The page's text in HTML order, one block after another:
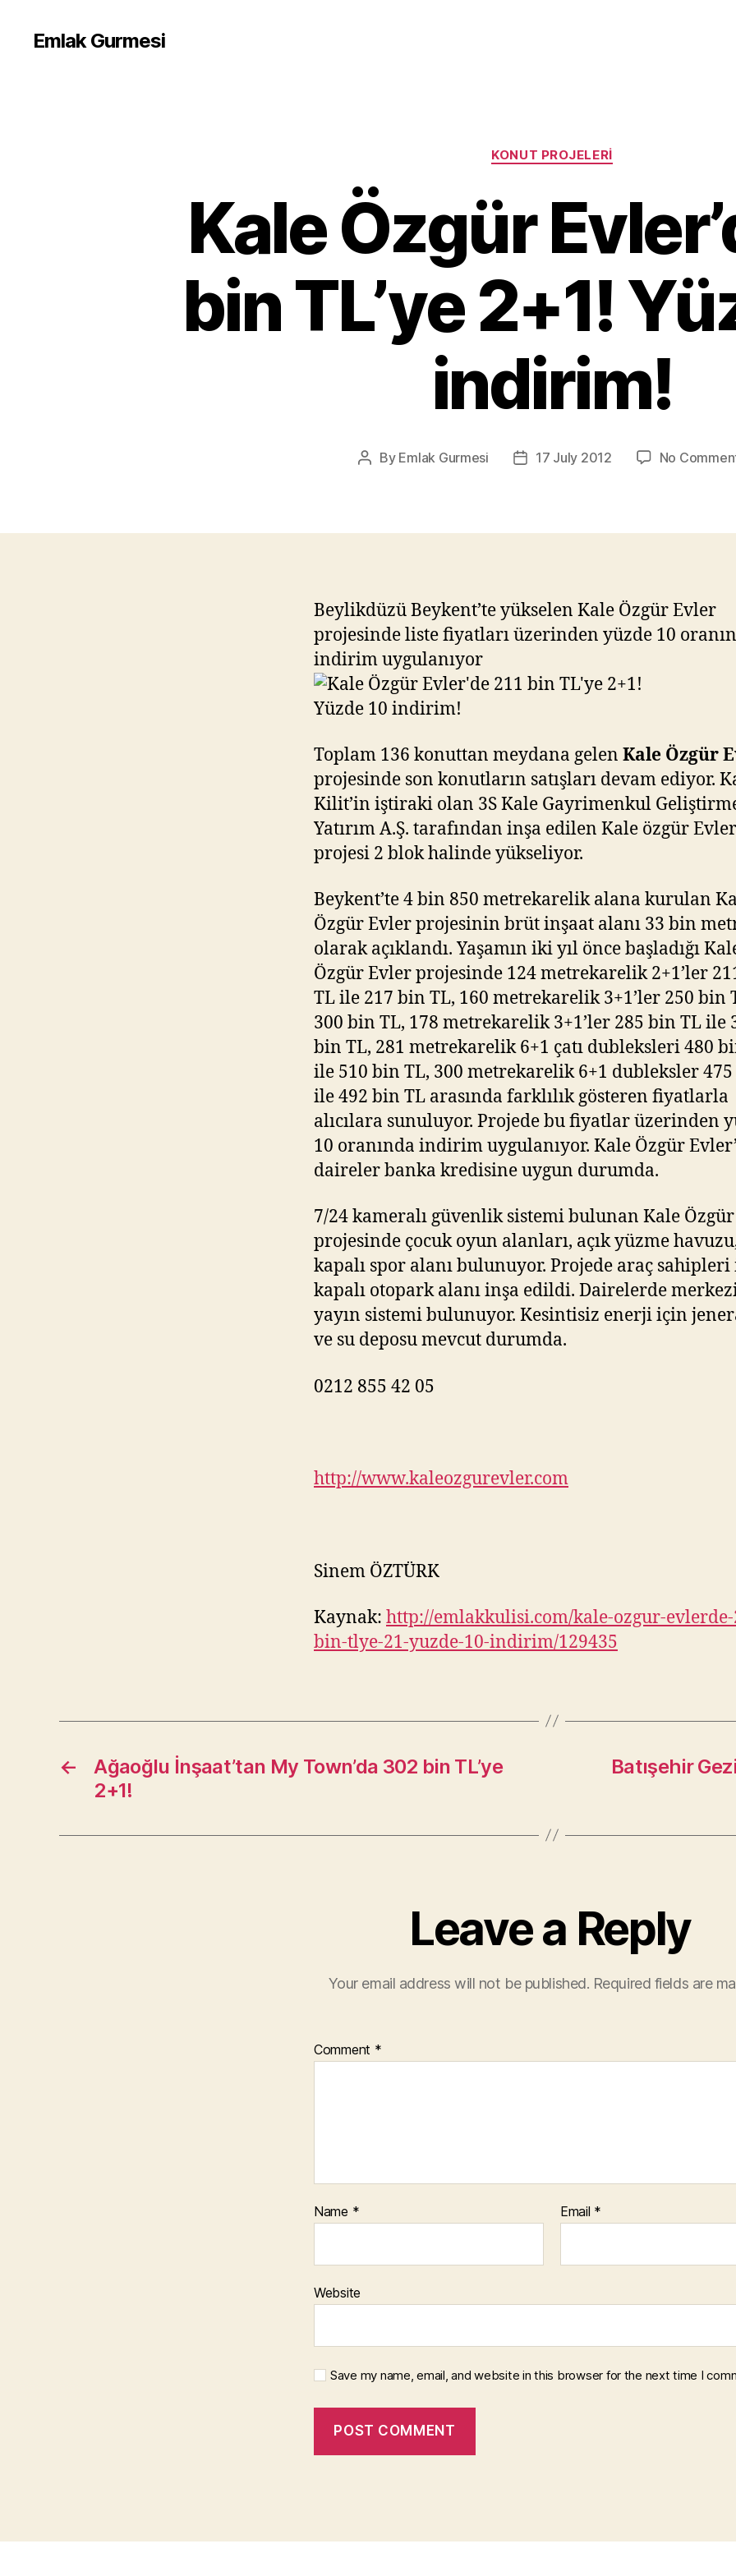
Emlak Gurmesi
Categories
KONUT PROJELERI
Kale Özgür
bin TL’ye 2+1!
indirim!
Post
By Emlak Gurmesi
Post17 July 2012 No
Beylikdüzü Beykent’te yükselen Kale Özgür Evler
projesinde liste fiyatları üzerinden yüzde 10
indirim uygulanıyor
Toplam 136 konuttan meydana gelen Kale Özgür
projesinde son konutların satışları devam ediyor.
Kilit’in iştiraki olan 3S Kale Gayrimenkul
Yatırım A.Ş. tarafından inşa edilen Kale özgür Evler
projesi 2 blok halinde yükseliyor.
Beykent’te 4 bin 850 metrekarelik alana kurulan
Özgür Evler projesinin brüt inşaat alanı 33 bin
olarak açıklandı. Yaşamın iki yıl önce başladığı
Özgür Evler projesinde 124 metrekarelik 2+1’ler
TL ile 217 bin TL, 160 metrekarelik 3+1’ler 250 bin
300 bin TL, 178 metrekarelik 3+1’ler 285 bin TL ile
bin TL, 281 metrekarelik 6+1 çatı dubleksleri 480
ile 510 bin TL, 300 metrekarelik 6+1 dubleksler
ile 492 bin TL arasında farklılık gösteren fiyatlarla
alıcılara sunuluyor. Projede bu fiyatlar üzerinden
10 oranında indirim uygulanıyor. Kale Özgür
daireler banka kredisine uygun durumda.
7/24 kameralı güvenlik sistemi bulunan Kale
projesinde çocuk oyun alanları, açık yüzme
kapalı spor alanı bulunuyor. Projede araç
kapalı otopark alanı inşa edildi. Dairelerde
yayın sistemi bulunuyor. Kesintisiz enerji için
ve su deposu mevcut durumda.
0212 855 42 05
http://www.kaleozgurevler.com
Sinem ÖZTÜRK
Kaynak: http://emlakkulisi.com/kale-ozgur-evlerde-
bin-tlye-21-yuzde-10-indirim/129435
←
Ağaoğlu İnşaat’tan My Town’da 302 bin TL’ye
2+1!
Batışehir
Leave a Reply
Your email address will not be published. Required fields are
Comment *
Name * Email *
Website
Save my name, email, and website in this browser for the next time I